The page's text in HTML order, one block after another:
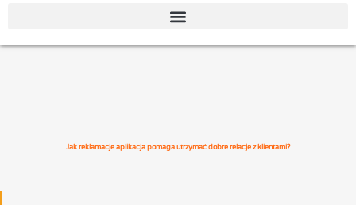
Jak reklamacje aplikacja pomaga utrzymać dobre relacje z klientami?